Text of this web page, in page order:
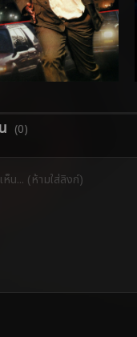
(0)